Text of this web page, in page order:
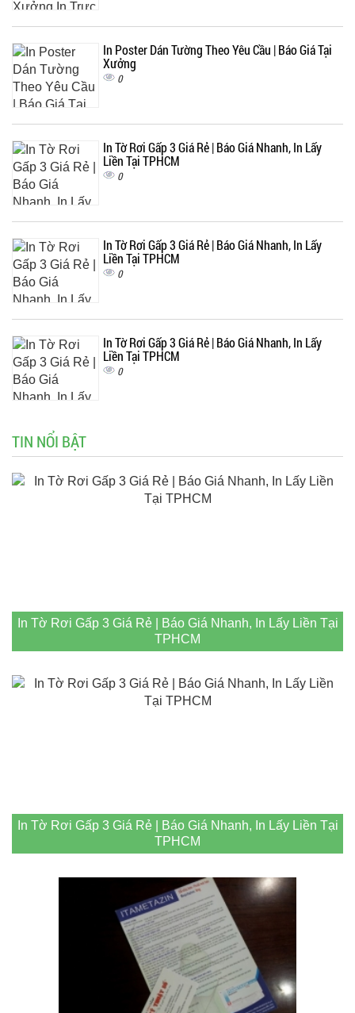
In Poster Dán Tường Theo Yêu Cầu | Báo Giá Tại
Xưởng
0
In Tờ Rơi Gấp 3 Giá Rẻ | Báo Giá Nhanh, In Lấy
Liền Tại TPHCM
0
In Tờ Rơi Gấp 3 Giá Rẻ | Báo Giá Nhanh, In Lấy
Liền Tại TPHCM
0
In Tờ Rơi Gấp 3 Giá Rẻ | Báo Giá Nhanh, In Lấy
Liền Tại TPHCM
0
TIN NỔI BẬT
In Tờ Rơi Gấp 3 Giá Rẻ | Báo Giá Nhanh, In Lấy Liền Tại
TPHCM
In Tờ Rơi Gấp 3 Giá Rẻ | Báo Giá Nhanh, In Lấy Liền Tại
TPHCM